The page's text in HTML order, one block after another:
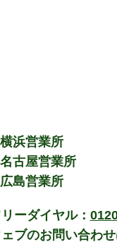
浜営業所
古屋営業所
島営業所
ーダイヤル：
ブのお問い合わせ